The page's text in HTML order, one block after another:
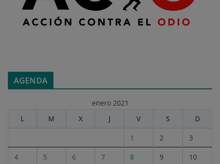
AGENDA
enero 2021
L
M X J V S D
1 2 3
4 5 6 7 8 9 10